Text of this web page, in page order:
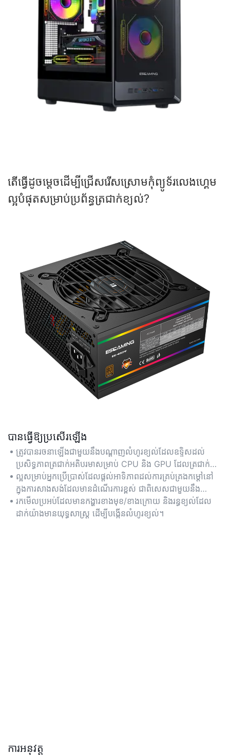
តើធ្វើដូចម្តេចដើម្បីជ្រើសរើសស្រោមកុំព្យូទ័រលេងហ្គេម
ល្អបំផុតសម្រាប់ប្រព័ន្ធត្រជាក់ខ្យល់?
បានធ្វើឱ្យប្រសើរឡើង
ត្រូវបានរចនាឡើងជាមួយនឹងបណ្តាញលំហូរខ្យល់ដែលឧទ្ទិសដល់
ប្រសិទ្ធភាពត្រជាក់អតិបរមាសម្រាប់ CPU និង GPU ដែលត្រជាក់
ដោយខ្យល់ ដែលធានាបាននូវដំណើរការមានស្ថេរភាពក្នុងអំឡុងពេល
លេងហ្គេមដ៏ខ្លាំងក្លា។
ល្អសម្រាប់អ្នកប្រើប្រាស់ដែលផ្តល់អាទិភាពដល់ការគ្រប់គ្រងកម្ដៅនៅ
ក្នុងការសាងសង់ដែលមានដំណើរការខ្ពស់ ជាពិសេសជាមួយនឹង
សមាសធាតុដែលបានធ្វើ Overclock។
រកមើល​ប្រអប់​ដែលមាន​កង្ហារ​ខាងមុខ/ខាងក្រោយ និង​រន្ធខ្យល់​ដែល​
ដាក់​យ៉ាង​មាន​យុទ្ធសាស្ត្រ ដើម្បី​បង្កើន​លំហូរ​ខ្យល់។
ការអនុវត្ត